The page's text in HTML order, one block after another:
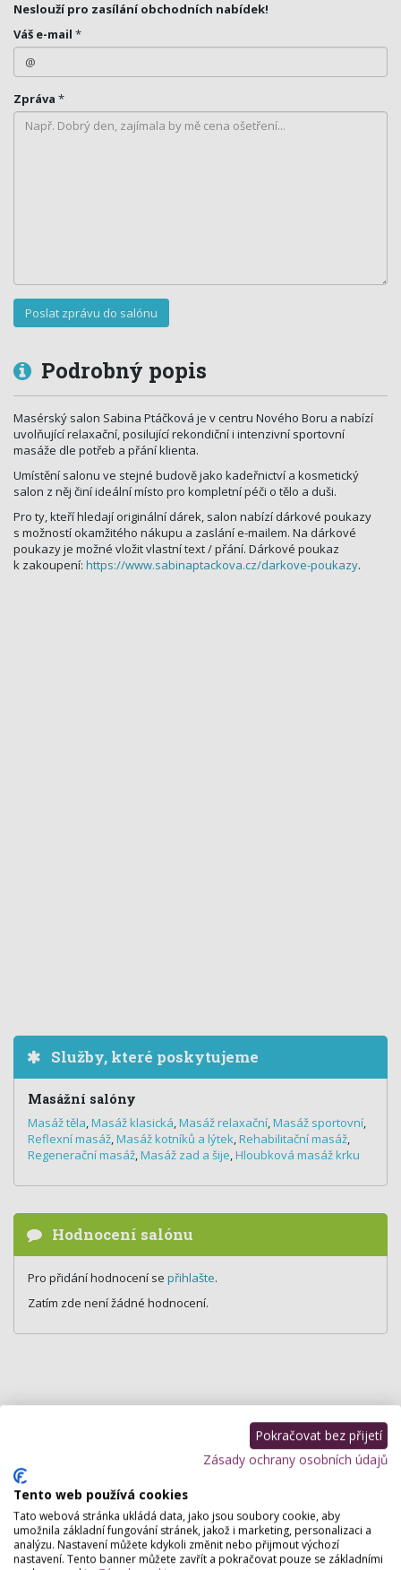
Neslouží pro zasílání obchodních nabídek!
Váš e-mail *
Zpráva *
Podrobný popis
Masérský salon Sabina Ptáčková je v centru Nového Boru a nabízí
uvolňující relaxační, posilující rekondiční i intenzivní sportovní
masáže dle potřeb a přání klienta.
Umístění salonu ve stejné budově jako kadeřnictví a kosmetický
salon z něj činí ideální místo pro kompletní péči o tělo a duši.
Pro ty, kteří hledají originální dárek, salon nabízí dárkové poukazy
s možností okamžitého nákupu a zaslání e-mailem. Na dárkové
poukazy je možné vložit vlastní text / přání. Dárkové poukaz
k zakoupení: https://www.sabinaptackova.cz/darkove-poukazy.
Služby, které poskytujeme
Masážní salóny
Masáž těla,Masáž klasická,Masáž relaxační,Masáž sportovní,
Reflexní masáž,Masáž kotníků a lýtek,Rehabilitační masáž,
Regenerační masáž,Masáž zad a šije,Hloubková masáž krku
Hodnocení salónu
Pro přidání hodnocení se přihlašte.
Zatím zde není žádné hodnocení.
Pokračovat bez přijetí
Zásady ochrany osobních údajů
Tento web používá cookies
Tato webová stránka ukládá data, jako jsou soubory cookie, aby
umožnila základní fungování stránek, jakož i marketing, personalizaci a
analýzu. Nastavení můžete kdykoli změnit nebo přijmout výchozí
nastavení. Tento banner můžete zavřít a pokračovat pouze se základními